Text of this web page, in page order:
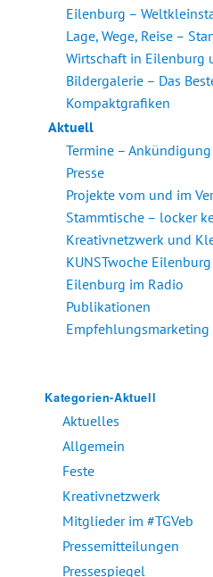
Eilenburg –
Lage, Wege, Reise –
Wirtschaft in Eilenburg
Bildergalerie – Das
Kompaktgrafiken
Aktuell
Termine – Ankündigung
Presse
Projekte vom und im
Stammtische – locker
Kreativnetzwerk und
KUNSTwoche
Eilenburg im Radio
Publikationen
Kategorien-Aktuell
Aktuelles
Allgemein
Feste
Kreativnetzwerk
Mitglieder im #TGVeb
Pressemitteilungen
Pressespiegel